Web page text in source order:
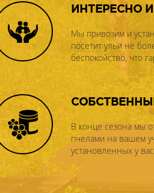
ИНТЕРЕСНО
Мы привозим и
посетит ульи не
беспокойство, что
В конце сезона мы
пчелами на вашем
установленных у